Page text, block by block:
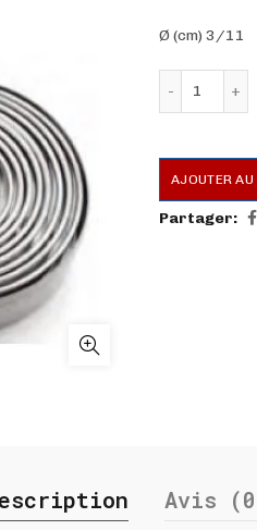
Ø (cm) 3/11
AJOUTER AU
Partager
Avis